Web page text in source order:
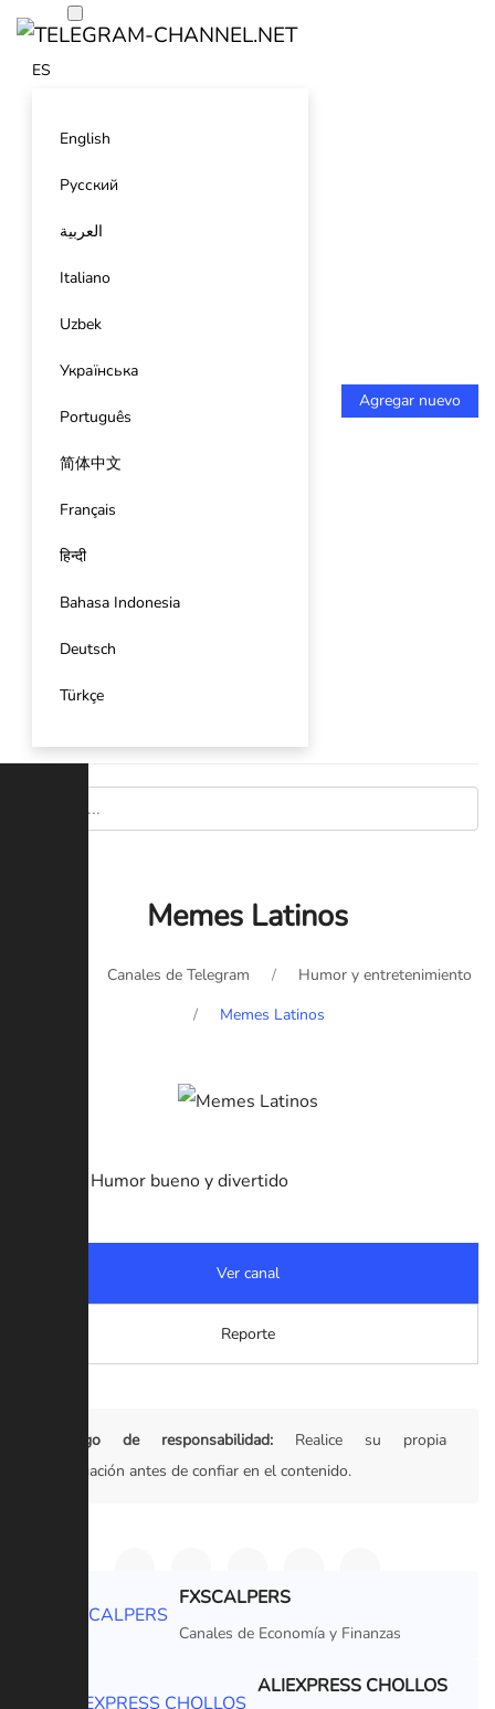
ES
English
Русский
العربية
Italiano
Uzbek
Українська
Português
简体中文
Français
हिन्दी
Bahasa Indonesia
Deutsch
Türkçe
Agregar nuevo
Memes Latinos
Canales de Telegram
Humor y entretenimiento
Memes Latinos
Canal de Humor bueno y divertido
Ver canal
Reporte
Descargo de responsabilidad: Realice su propia
investigación antes de confiar en el contenido.
FXSCALPERS
Canales de Economía y Finanzas
ALIEXPRESS CHOLLOS